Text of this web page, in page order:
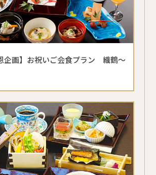
企画】お祝いご会食プラン 織鶴～